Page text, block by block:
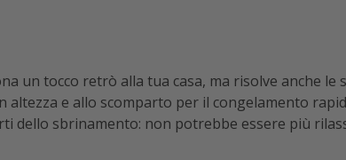
un tocco retrò alla tua casa, ma risolve anche
e allo scomparto per il congelamento
dello sbrinamento: non potrebbe essere più